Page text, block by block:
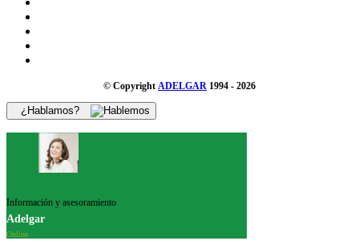
© Copyright ADELGAR 1994 - 2026
¿Hablamos?
Información y asesoramiento
Adelgar
Online